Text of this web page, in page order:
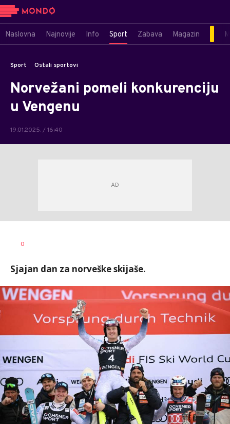
Naslovna Najnovije Info Sport Zabava Magazin
Sport Ostali sportovi
Norvežani pomeli konkurenciju
u Vengenu
19.01.2025. / 16:40
AUTOR
0
Sjajan dan za norveške skijaše.